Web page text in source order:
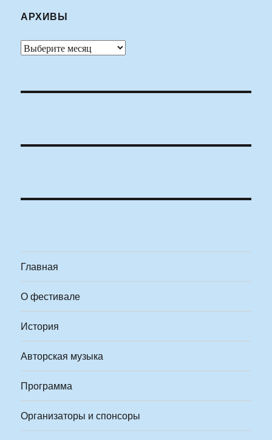
АРХИВЫ
Архивы
Главная
О фестивале
История
Авторская музыка
Программа
Организаторы и спонсоры